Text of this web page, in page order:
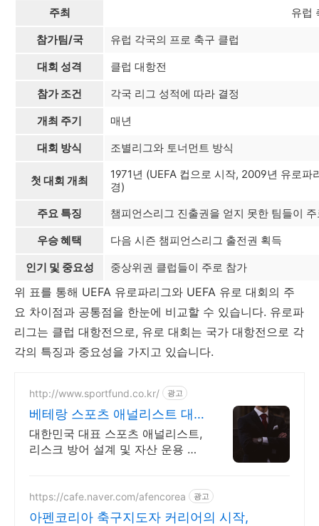
주최
유럽
참가팀/국
유럽 각국의 프로 축구 클럽
대회 성격
클럽 대항전
참가 조건
각국 리그 성적에 따라 결정
개최 주기
매년
대회 방식
조별리그와 토너먼트 방식
첫 대회 개최
1971년 (UEFA 컵으로 시작, 2009년 유로파
경)
주요 특징
챔피언스리그 진출권을 얻지 못한 팀들이
우승 혜택
다음 시즌 챔피언스리그 출전권 획득
인기 및 중요성
중상위권 클럽들이 주로 참가
위 표를 통해 UEFA 유로파리그와 UEFA 유로 대회의 주
요 차이점과 공통점을 한눈에 비교할 수 있습니다. 유로파
리그는 클럽 대항전으로, 유로 대회는 국가 대항전으로 각
각의 특징과 중요성을 가지고 있습니다.
http://www.sportfund.co.kr/ 광고
베테랑 스포츠 애널리스트 대
한민국 1순위 전력 분석가
대한민국 대표 스포츠 애널리스트,
리스크 방어 설계 및 자산 운용 전
https://cafe.naver.com/afencorea 광고
아펜코리아 축구지도자 커리어의 시작,